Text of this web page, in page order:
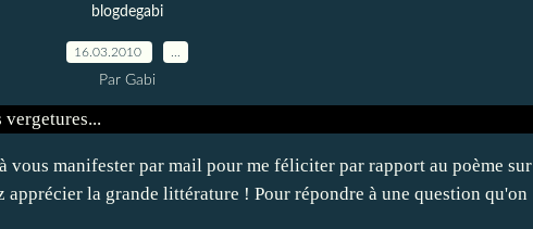
blogdegabi
16.03.2010
Par Gabi
vous manifester par mail pour me féliciter par rapport au poème sur
apprécier la grande littérature ! Pour répondre à une question qu'on